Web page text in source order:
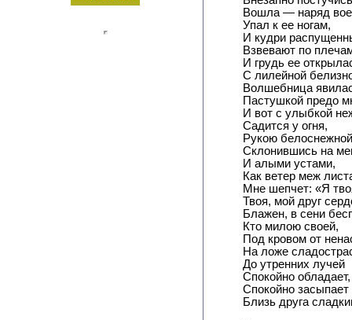
Вошла — наряд
Упал к ее ногам,
И кудри
Взвевают по
И грудь ее
С лилейной
Волшебница
Пастушкой предо
И вот с улыбкой
Садится у огня,
Рукою белоснежной
Склонившись на
И алыми устами,
Как ветер меж
Мне шепчет: «Я
Твоя, мой друг
Блажен, в сени
Кто милою своей,
Под кровом от
На ложе
До утренних лучей
Спокойно обладает,
Спокойно засыпает
Близь друга